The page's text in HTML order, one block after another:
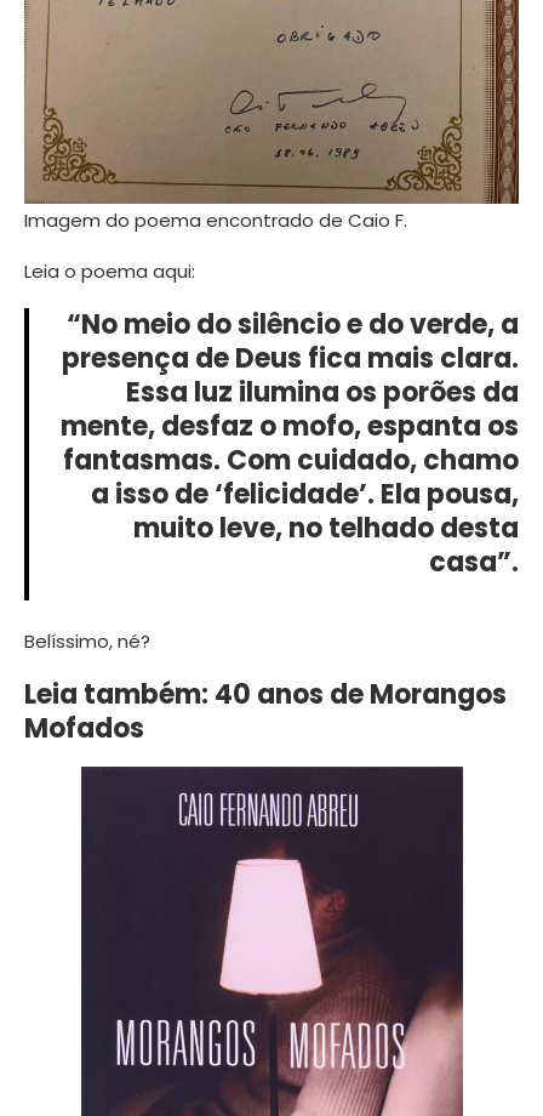
Imagem do poema encontrado de Caio F.
Leia o poema aqui:
“No meio do silêncio e do verde, a
presença de Deus fica mais clara.
Essa luz ilumina os porões da
mente, desfaz o mofo, espanta os
fantasmas. Com cuidado, chamo
a isso de ‘felicidade’. Ela pousa,
muito leve, no telhado desta
casa”.
Belíssimo, né?
Leia também: 40 anos de Morangos
Mofados